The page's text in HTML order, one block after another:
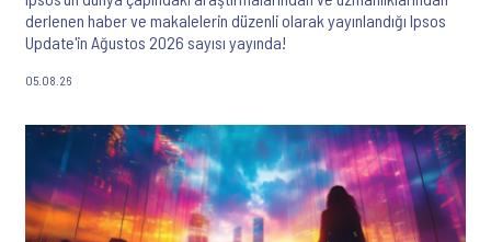
derlenen haber ve makalelerin düzenli olarak yayınlandığı Ipsos
Update'in Ağustos 2026 sayısı yayında!
05.08.26